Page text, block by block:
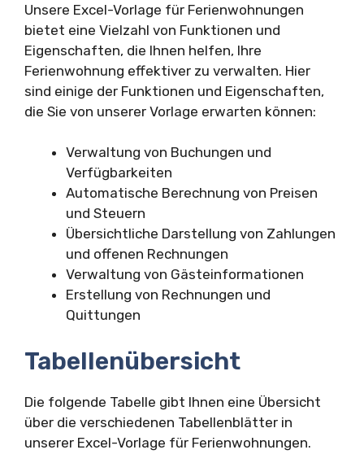
Unsere Excel-Vorlage für Ferienwohnungen
bietet eine Vielzahl von Funktionen und
Eigenschaften, die Ihnen helfen, Ihre
Ferienwohnung effektiver zu verwalten. Hier
sind einige der Funktionen und Eigenschaften,
die Sie von unserer Vorlage erwarten können:
Verwaltung von Buchungen und
Verfügbarkeiten
Automatische Berechnung von Preisen
und Steuern
Übersichtliche Darstellung von Zahlungen
und offenen Rechnungen
Verwaltung von Gästeinformationen
Erstellung von Rechnungen und
Quittungen
Tabellenübersicht
Die folgende Tabelle gibt Ihnen eine Übersicht
über die verschiedenen Tabellenblätter in
unserer Excel-Vorlage für Ferienwohnungen.